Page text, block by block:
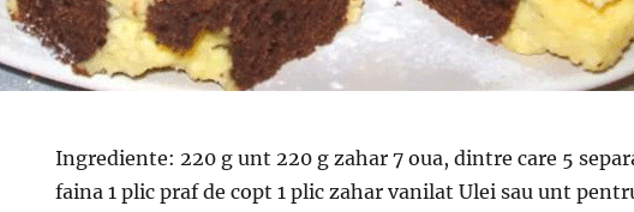
Ingrediente: 220 g unt 220 g zahar 7 oua, dintre care 5
faina 1 plic praf de copt 1 plic zahar vanilat Ulei sau unt